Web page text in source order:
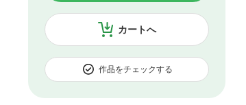
カートへ
作品をチェックする